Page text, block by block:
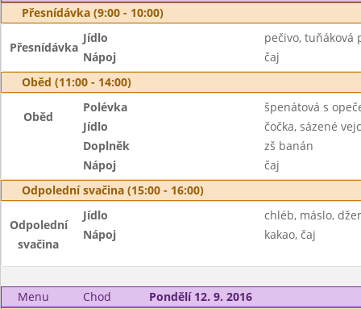
Přesnídávka (9:00 - 10:00)
Přesnídávka
Jídlo
pečivo, tuňáková
Nápoj
čaj
Oběd (11:00 - 14:00)
Oběd
Polévka
špenátová s
Jídlo
čočka, sázené
Doplněk
zš banán
Nápoj
čaj
Odpolední svačina (15:00 - 16:00)
Odpolední
svačina
Jídlo
chléb, máslo,
Nápoj
kakao, čaj
Menu Chod
Pondělí 12. 9. 2016